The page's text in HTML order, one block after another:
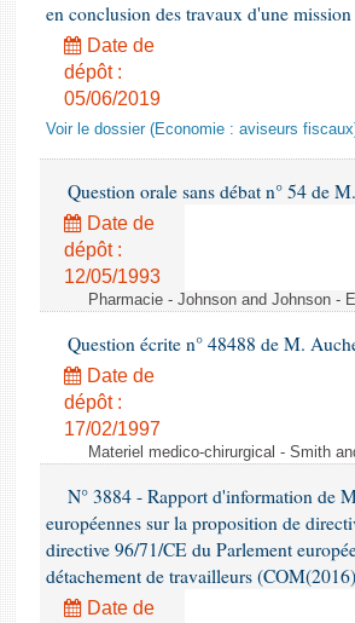
en conclusion des travaux d'une
Date de
dépôt :
05/06/2019
Voir le dossier (Economie : aviseurs
Question orale sans débat n° 54 de
Date de
dépôt :
12/05/1993
Pharmacie - Johnson and Johnson -
Question écrite n° 48488 de M.
Date de
dépôt :
17/02/1997
Materiel medico-chirurgical - Smith
N° 3884 - Rapport d'information de
européennes sur la proposition de
directive 96/71/CE du Parlement
détachement de travailleurs
Date de